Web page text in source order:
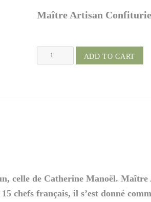
Maître Artisan
ADD TO CART
celle de Catherine Manoël.
chefs français, il s’est donné